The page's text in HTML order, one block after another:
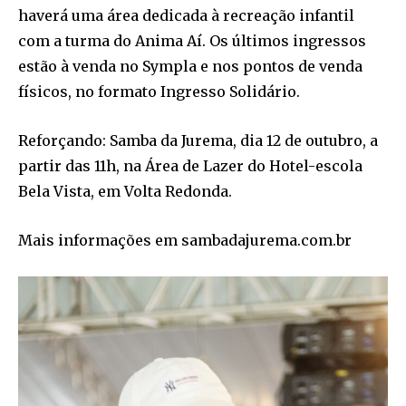
haverá uma área dedicada à recreação infantil
com a turma do Anima Aí. Os últimos ingressos
estão à venda no Sympla e nos pontos de venda
físicos, no formato Ingresso Solidário.
Reforçando: Samba da Jurema, dia 12 de outubro, a
partir das 11h, na Área de Lazer do Hotel-escola
Bela Vista, em Volta Redonda.
Mais informações em sambadajurema.com.br